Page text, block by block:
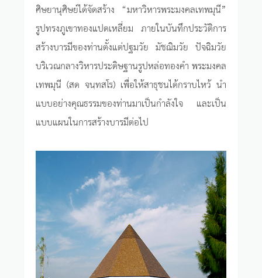
ศิษยานุศิษย์ได้จัดสร้าง “มหาวิหารพระมงคลเทพมุนี”
รูปทรงภูเขาทองแปดเหลี่ยม ภายในบันทึกประวัติการ
สร้างบารมีของท่านตั้งแต่ปฐมวัย มัชฌิมวัย ปัจฉิมวัย
บริเวณกลางวิหารประดิษฐานรูปหล่อทองคำ พระมงคล
เทพมุนี (สด จนฺทสโร) เพื่อให้สาธุชนได้กราบไหว้ นำ
แบบอย่างคุณธรรมของท่านมาเป็นกำลังใจ และเป็น
แบบแผนในการสร้างบารมีต่อไป